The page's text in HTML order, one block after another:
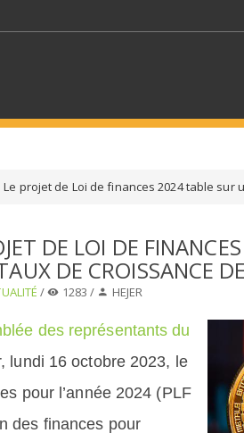
SELECTIONNEZ UNE SECTION
projet de Loi de finances 2024 table sur
DE LOI DE
DE CROISSANCE
/ 1283 / HEJER
des représentants du
lundi 16 octobre 2023, le
pour l’année 2024 (PLF
des finances pour